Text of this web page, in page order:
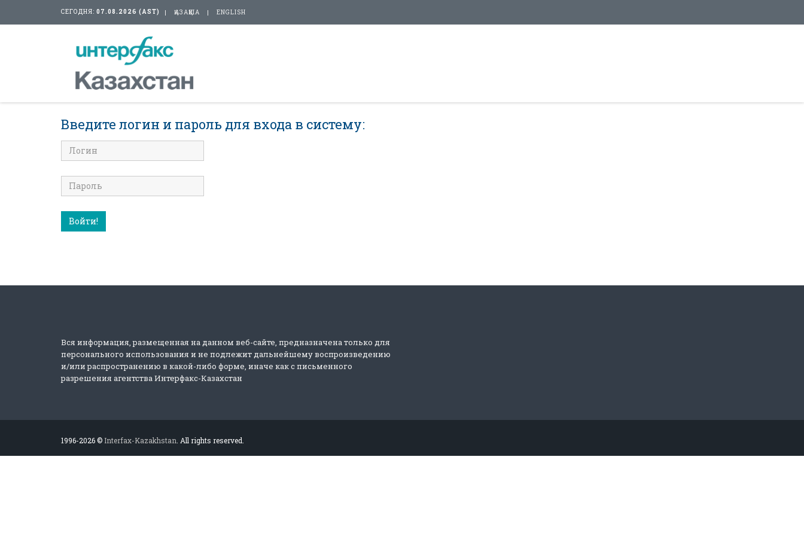
СЕГОДНЯ: 07.08.2026 (AST) ҚАЗАҚША ENGLISH
Введите логин и пароль для входа в систему:
Войти!
Вся информация, размещенная на данном веб-сайте, предназначена только для
персонального использования и не подлежит дальнейшему воспроизведению
и/или распространению в какой-либо форме, иначе как с письменного
разрешения агентства Интерфакс-Казахстан
1996-2026 © Interfax-Kazakhstan . All rights reserved.